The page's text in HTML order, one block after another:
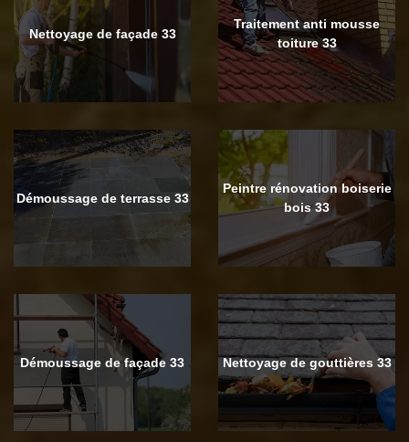
Nettoyage de façade 33
Traitement anti mousse
toiture 33
Démoussage de terrasse 33
Peintre rénovation boiserie
bois 33
Démoussage de façade 33 Nettoyage de gouttières 33